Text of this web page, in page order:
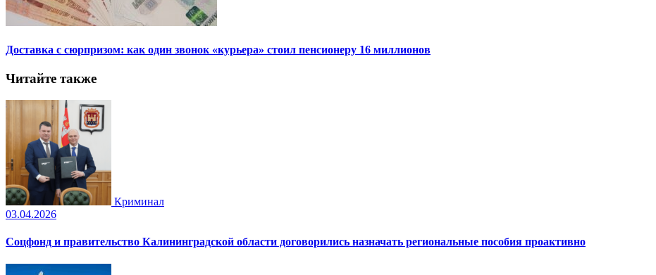
Доставка с сюрпризом: как один звонок «курьера» стоил пенсионеру 16 миллионов
Читайте также
Криминал
03.04.2026
Соцфонд и правительство Калининградской области договорились назначать региональные пособия проактивно